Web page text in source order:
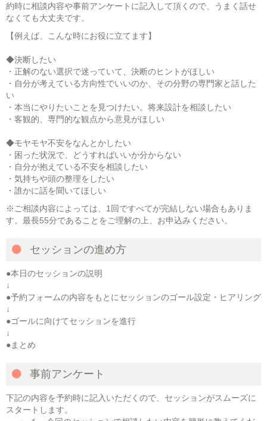
約時に相談内容や事前アンケートに記入して頂くので、うまく話せ
なくても大丈夫です。
【例えば、こんな時にお役に立てます】
◆決断したい
・正解のない選択で迷っていて、決断のヒントがほしい
・自分が考えている方向性でいいのか、その分野の専門家と話した
い
・本当にやりたいことを見つけたい。将来設計を相談したい
・客観的、専門的な観点から意見がほしい
◆モヤモヤ不安をなんとかしたい
・困った状況で、どうすればいいか分からない
・自分が抱えている不安を相談したい
・気持ちや頭の整理をしたい
・誰かに話を聞いてほしい
※ご相談内容によっては、1回ですべてが完結しない場合もありま
す。最長55分であることをご理解の上、お申込みください。
セッションの進め方
●本日のセッションの説明
↓
●予約フォームの内容をもとにセッションのゴール設定・ヒアリング
↓
●ゴールに向けてセッションを進行
↓
●まとめ
事前アンケート
下記の内容を予約時に記入いただくので、セッションがスムーズに
スタートします。